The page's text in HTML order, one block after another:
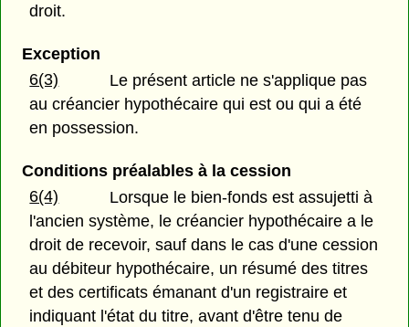
droit.
Exception
6(3)
Le présent article ne s'applique pas
au créancier hypothécaire qui est ou qui a été
en possession.
Conditions préalables à la cession
6(4)
Lorsque le bien-fonds est assujetti à
l'ancien système, le créancier hypothécaire a le
droit de recevoir, sauf dans le cas d'une cession
au débiteur hypothécaire, un résumé des titres
et des certificats émanant d'un registraire et
indiquant l'état du titre, avant d'être tenu de